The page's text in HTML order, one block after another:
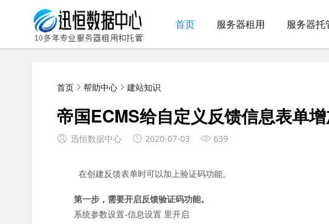
首页 服务器租用 服务器托
首页 帮助中心 建站知识
帝国ECMS给自定义反馈信息表单
迅恒数据中心 2020-07-03 639
在创建反馈表单时可以加上验证码功能。
第一步，需要开启反馈验证码功能。
系统参数设置-信息设置 里开启